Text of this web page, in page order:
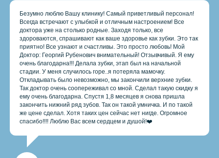
Безумно люблю Вашу клинику! Самый приветливый персонал!
Всегда встречают с улыбкой и отличным настроением! Все
доктора уже на столько родные. Заходя только, все
здороваются, спрашивают как ваше здоровье как зубки. Это так
приятно! Все узнают и счастливы. Это просто любовь! Мой
Доктор: Георгий Рубенович внимательный! Отзывчивый. Я ему
очень благодарна!!! Делала зубки, этап был на начальной
стадии. У меня случилось горе..я потеряла мамочку.
Откладывать было невозможно, мы закончили верхние зубки.
Так доктор очень соопереживал со мной. Сделал такую скидку я
ему очень благодарна. Спустя 1,8 месяцев я снова пришла
закончить нижний ряд зубов. Так он такой умничка. И по такой
же цене сделал. Хотя таких цен сейчас нет нигде. Огромное
спасибо!!!! Люблю Вас всем сердцем и душой!❤️